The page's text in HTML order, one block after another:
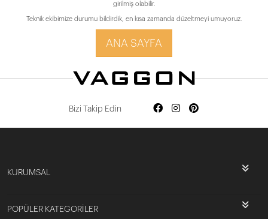
girilmiş olabilir.
Teknik ekibimize durumu bildirdik, en kısa zamanda düzeltmeyi umuyoruz.
ANA SAYFA
Bizi Takip Edin
KURUMSAL
POPÜLER KATEGORİLER